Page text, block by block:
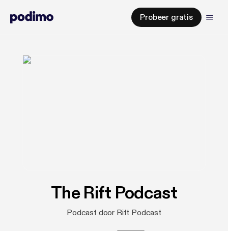
Probeer gratis
The Rift Podcast
Podcast door Rift Podcast